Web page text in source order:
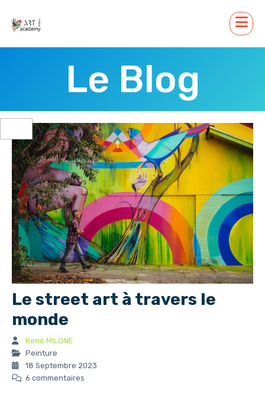
Le Blog
Le street art à travers le
monde
René MILONE
Peinture
18 Septembre 2023
6 commentaires